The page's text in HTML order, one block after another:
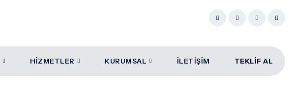
HIZMETLER KURUMSAL İLETIŞIM TEKLİF AL